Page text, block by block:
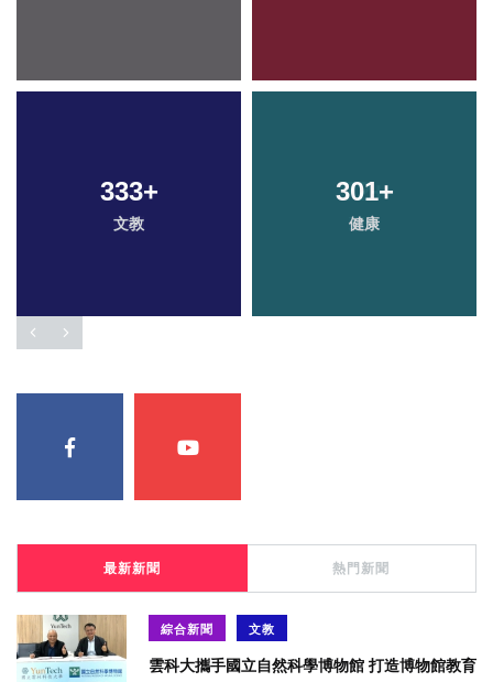
333+
文教
301+
健康
最新新聞 熱門新聞
綜合新聞 文教
雲科大攜手國立自然科學博物館 打造博物館教育